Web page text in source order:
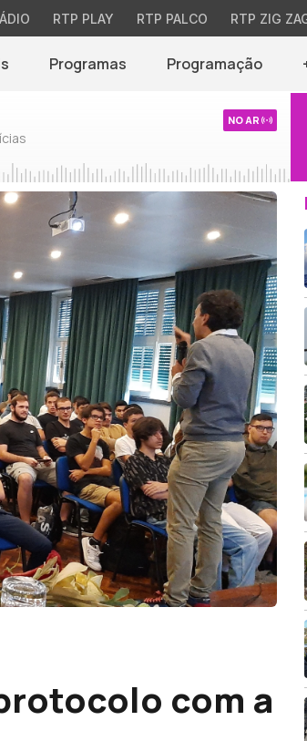
RTP PLAY RTP PALCO RTP ZIG
Programas Programação
NO AR
com a